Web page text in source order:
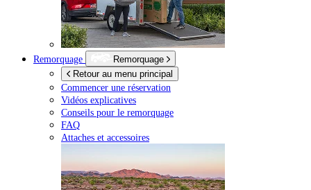
Remorquage
Remorquage
Retour au menu principal
Commencer une réservation
Vidéos explicatives
Conseils pour le remorquage
FAQ
Attaches et accessoires